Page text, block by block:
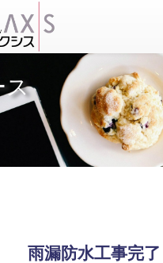
ス
雨漏防水工事完了